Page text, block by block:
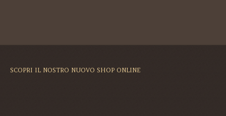
SCOPRI IL NOSTRO NUOVO SHOP ONLINE